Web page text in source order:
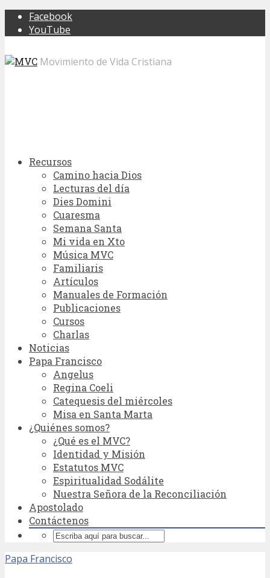
Facebook
YouTube
Movimiento de Vida Cristiana
Recursos
Camino hacia Dios
Lecturas del día
Dies Domini
Cuaresma
Semana Santa
Mi vida en Xto
Música MVC
Familiaris
Artículos
Manuales de Formación
Publicaciones
Cursos
Charlas
Noticias
Papa Francisco
Angelus
Regina Coeli
Catequesis del miércoles
Misa en Santa Marta
¿Quiénes somos?
¿Qué es el MVC?
Identidad y Misión
Estatutos MVC
Espiritualidad Sodálite
Nuestra Señora de la Reconciliación
Apostolado
Contáctenos
Papa Francisco